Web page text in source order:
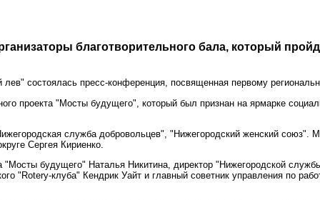
благотворительного бала, который
состоялась пресс-конференция, посвященная первому
проекта "Мосты будущего", который был признан на ярмарке
служба добровольцев", "Нижегородский женский союз".
Сергея Кириенко.
"Мосты будущего" Наталья Никитина, директор "Нижегородской
"Rotery-клуба" Кендрик Уайт и главный советник управления по